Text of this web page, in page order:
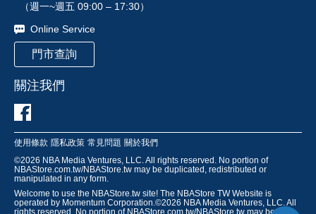
（週一~週五 09:00 – 17:30）
Online Service
門市查詢
關注我們
使用條款 隱私政策 常見問題 關於我們
©2026 NBA Media Ventures, LLC. All rights reserved. No portion of
NBAStore.com.tw/NBAStore.tw may be duplicated, redistributed or
manipulated in any form.
Welcome to use the NBAStore.tw site! The NBAStore TW Website is
operated by Momentum Corporation.©2026 NBA Media Ventures, LLC. All
rights reserved. No portion of NBAStore.com.tw/NBAStore.tw may be